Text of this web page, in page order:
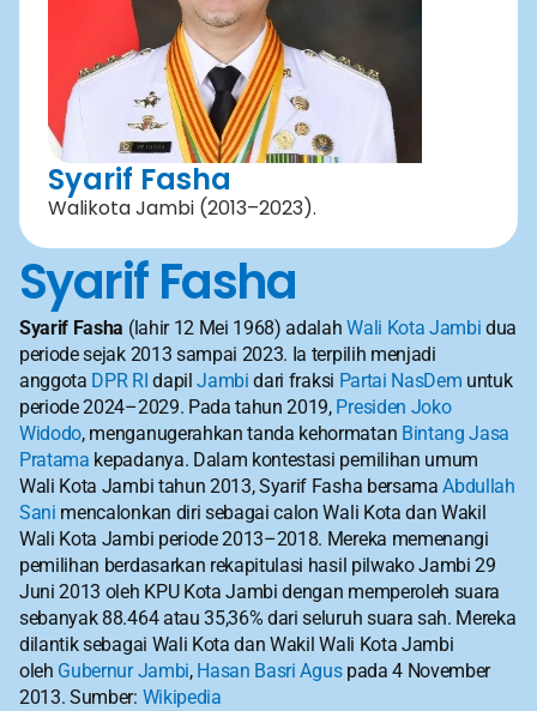
Syarif Fasha
Walikota Jambi (2013–2023).
Syarif Fasha
Syarif Fasha (lahir 12 Mei 1968) adalah Wali Kota Jambi dua
periode sejak 2013 sampai 2023. Ia terpilih menjadi
anggota DPR RI dapil Jambi dari fraksi Partai NasDem untuk
periode 2024–2029. Pada tahun 2019, Presiden Joko
Widodo, menganugerahkan tanda kehormatan Bintang Jasa
Pratama kepadanya. Dalam kontestasi pemilihan umum
Wali Kota Jambi tahun 2013, Syarif Fasha bersama Abdullah
Sani mencalonkan diri sebagai calon Wali Kota dan Wakil
Wali Kota Jambi periode 2013–2018. Mereka memenangi
pemilihan berdasarkan rekapitulasi hasil pilwako Jambi 29
Juni 2013 oleh KPU Kota Jambi dengan memperoleh suara
sebanyak 88.464 atau 35,36% dari seluruh suara sah. Mereka
dilantik sebagai Wali Kota dan Wakil Wali Kota Jambi
oleh Gubernur Jambi, Hasan Basri Agus pada 4 November
2013. Sumber: Wikipedia